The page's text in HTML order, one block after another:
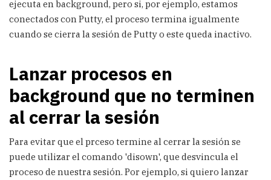
ejecuta en background, pero si, por ejemplo, estamos
conectados con Putty, el proceso termina igualmente
cuando se cierra la sesión de Putty o este queda inactivo.
Lanzar procesos en
background que no terminen
al cerrar la sesión
Para evitar que el prceso termine al cerrar la sesión se
puede utilizar el comando 'disown', que desvincula el
proceso de nuestra sesión. Por ejemplo, si quiero lanzar